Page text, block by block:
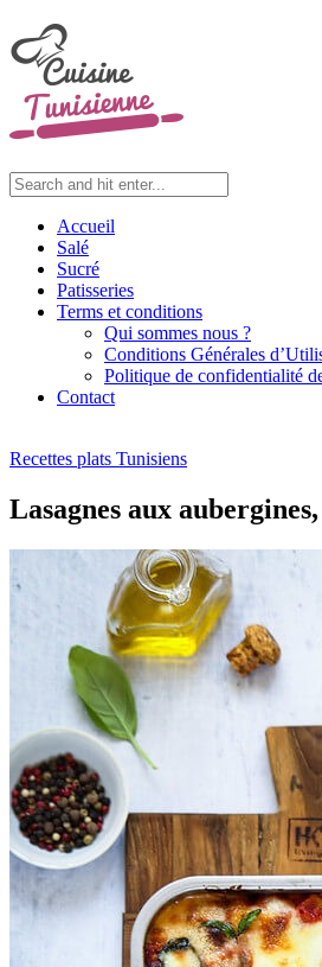
Accueil
Salé
Sucré
Patisseries
Terms et conditions
Qui sommes nous ?
Conditions Générales
Politique de confidentialité
Contact
Recettes plats Tunisiens
Lasagnes aux